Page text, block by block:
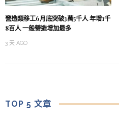
營造類移工6月底突破3萬5千人 年增1千
8百人 一般營造增加最多
3 天 AGO
TOP 5 文章